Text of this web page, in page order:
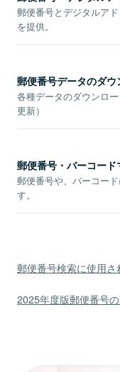
郵便番号とデジタルア
を提供。
郵便番号データのダウ
各種データのダウンロ
更新）
郵便番号・バーコード
郵便番号や、バーコー
す。
郵便番号検索に使用
2025年度版郵便番号